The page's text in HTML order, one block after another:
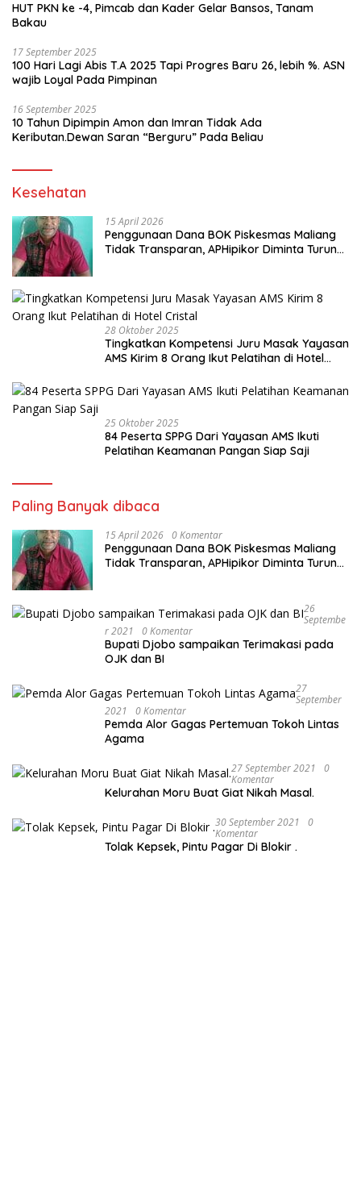
HUT PKN ke -4, Pimcab dan Kader Gelar Bansos, Tanam
Bakau
17 September 2025
100 Hari Lagi Abis T.A 2025 Tapi Progres Baru 26, lebih %. ASN
wajib Loyal Pada Pimpinan
16 September 2025
10 Tahun Dipimpin Amon dan Imran Tidak Ada
Keributan.Dewan Saran “Berguru” Pada Beliau
Kesehatan
15 April 2026
Penggunaan Dana BOK Piskesmas Maliang
Tidak Transparan, APHipikor Diminta Turun
28 Oktober 2025
Tingkatkan Kompetensi Juru Masak Yayasan
AMS Kirim 8 Orang Ikut Pelatihan di Hotel
25 Oktober 2025
84 Peserta SPPG Dari Yayasan AMS Ikuti
Pelatihan Keamanan Pangan Siap Saji
Paling Banyak dibaca
15 April 2026 0 Komentar
Penggunaan Dana BOK Piskesmas Maliang
Tidak Transparan, APHipikor Diminta Turun
26
Septembe
R 2021
0 Komentar
Bupati Djobo sampaikan Terimakasi pada
OJK dan BI
27
September
2021
0 Komentar
Pemda Alor Gagas Pertemuan Tokoh Lintas
Agama
27 September 2021
0
Komentar
Kelurahan Moru Buat Giat Nikah Masal.
30 September 2021
0
Komentar
Tolak Kepsek, Pintu Pagar Di Blokir .